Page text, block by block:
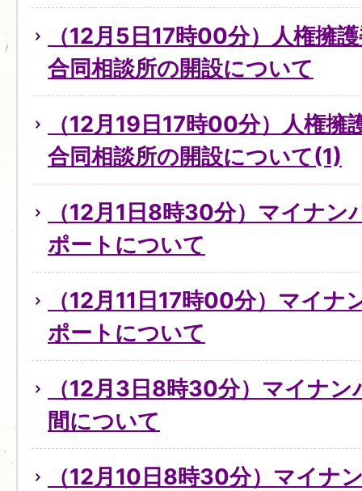
（12月5日17時00分）人権擁
合同相談所の開設について
（12月19日17時00分）人権擁
合同相談所の開設について(1)
（12月1日8時30分）マイナン
ポートについて
（12月11日17時00分）マイ
ポートについて
（12月3日8時30分）マイナ
間について
（12月10日8時30分）マイナ